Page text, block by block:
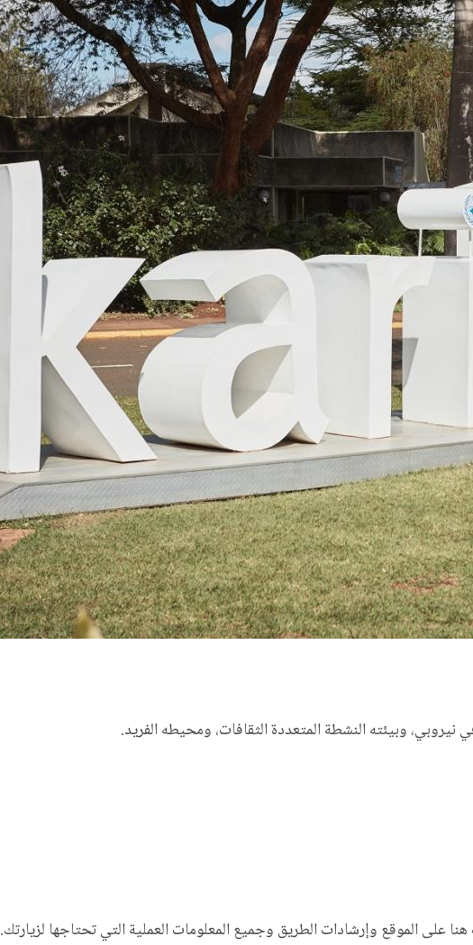
وبيئته النشطة المتعددة الثقافات، ومحيطه الفريد.
الموقع وإرشادات الطريق وجميع المعلومات العملية التي تحتاجها لزيارتك.